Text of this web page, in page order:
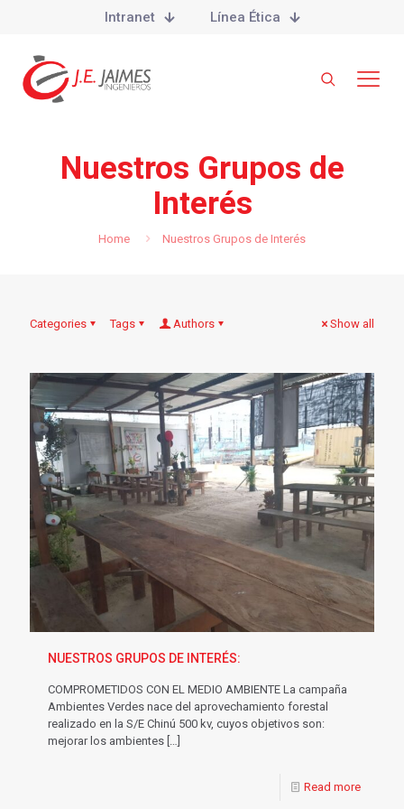
Intranet Línea Ética
Nuestros Grupos de
Interés
Home Nuestros Grupos de Interés
Categories Tags Authors Show all
NUESTROS GRUPOS DE INTERÉS:
COMPROMETIDOS CON EL MEDIO AMBIENTE La campaña
Ambientes Verdes nace del aprovechamiento forestal
realizado en la S/E Chinú 500 kv, cuyos objetivos son:
mejorar los ambientes […]
Read more